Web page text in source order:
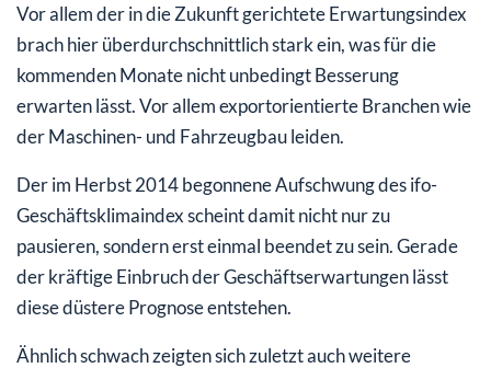
Vor allem der in die Zukunft gerichtete Erwartungsindex
brach hier überdurchschnittlich stark ein, was für die
kommenden Monate nicht unbedingt Besserung
erwarten lässt. Vor allem exportorientierte Branchen wie
der Maschinen- und Fahrzeugbau leiden.
Der im Herbst 2014 begonnene Aufschwung des ifo-
Geschäftsklimaindex scheint damit nicht nur zu
pausieren, sondern erst einmal beendet zu sein. Gerade
der kräftige Einbruch der Geschäftserwartungen lässt
diese düstere Prognose entstehen.
Ähnlich schwach zeigten sich zuletzt auch weitere